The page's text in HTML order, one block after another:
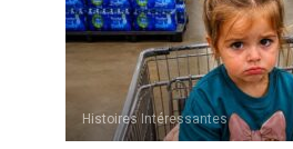
Histoires Intéressantes